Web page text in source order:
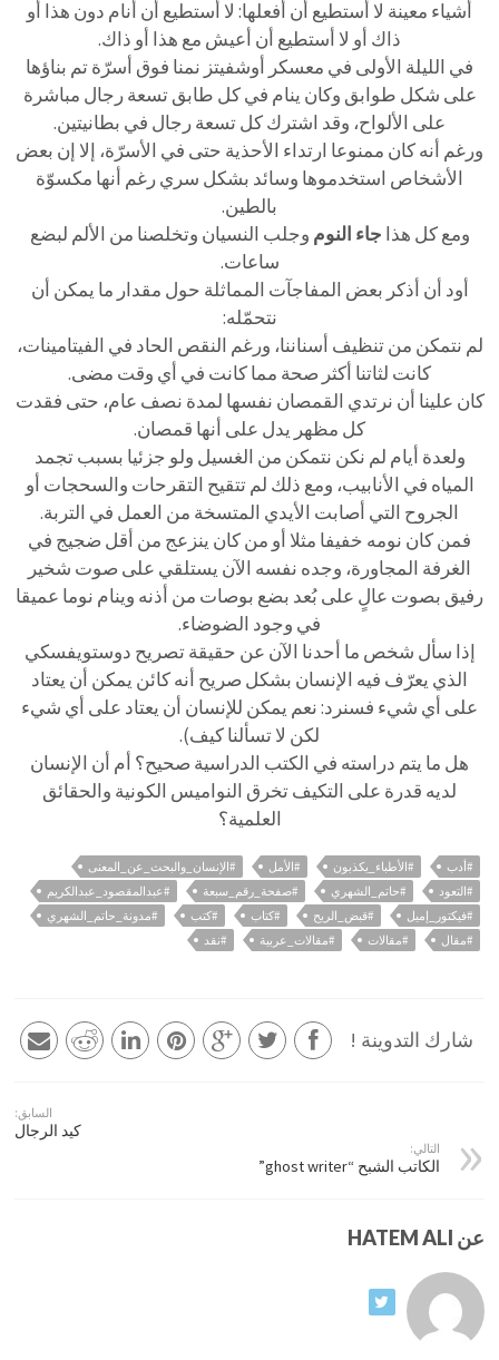
أشياء معينة لا أستطيع أن أفعلها: لا أستطيع أن أنام دون هذا أو
ذاك أو لا أستطيع أن أعيش مع هذا أو ذاك.
في الليلة الأولى في معسكر أوشفيتز نمنا فوق أسرّة تم بناؤها
على شكل طوابق وكان ينام في كل طابق تسعة رجال مباشرة
على الألواح، وقد اشترك كل تسعة رجال في بطانيتين.
ورغم أنه كان ممنوعا ارتداء الأحذية حتى في الأسرّة، إلا إن بعض
الأشخاص استخدموها وسائد بشكل سري رغم أنها مكسوّة
بالطين.
ومع كل هذا جاء النوم وجلب النسيان وتخلصنا من الألم لبضع
ساعات.
أود أن أذكر بعض المفاجآت المماثلة حول مقدار ما يمكن أن
نتحمّله:
لم نتمكن من تنظيف أسناننا، ورغم النقص الحاد في الفيتامينات،
كانت لثاتنا أكثر صحة مما كانت في أي وقت مضى.
كان علينا أن نرتدي القمصان نفسها لمدة نصف عام، حتى فقدت
كل مظهر يدل على أنها قمصان.
ولعدة أيام لم نكن نتمكن من الغسيل ولو جزئيا بسبب تجمد
المياه في الأنابيب، ومع ذلك لم تتقيح التقرحات والسحجات أو
الجروح التي أصابت الأيدي المتسخة من العمل في التربة.
فمن كان نومه خفيفا مثلا أو من كان ينزعج من أقل ضجيج في
الغرفة المجاورة، وجده نفسه الآن يستلقي على صوت شخير
رفيق بصوت عالٍ على بُعد بضع بوصات من أذنه وينام نوما عميقا
في وجود الضوضاء.
إذا سأل شخص ما أحدنا الآن عن حقيقة تصريح دوستويفسكي
الذي يعرّف فيه الإنسان بشكل صريح أنه كائن يمكن أن يعتاد
على أي شيء فسنرد: نعم يمكن للإنسان أن يعتاد على أي شيء
لكن لا تسألنا كيف).
هل ما يتم دراسته في الكتب الدراسية صحيح؟ أم أن الإنسان
لديه قدرة على التكيف تخرق النواميس الكونية والحقائق
العلمية؟
#أدب #الأطباء_يكذبون #الأمل
#الإنسان_والبحث_عن_المعنى
#التعود
#حاتم_الشهري #صفحة_رقم_سبعة
#عبدالمقصود_عبدالكريم
#فيكتور_إميل
#قبض_الريح #كتاب #كتب
#مدونة_حاتم_الشهري
#مقال
#مقالات #مقالات_عربية #نقد
شارك التدوينة !
السابق:
كيد الرجال
التالي:
الكاتب الشبح “ghost writer”
عن HATEM ALI